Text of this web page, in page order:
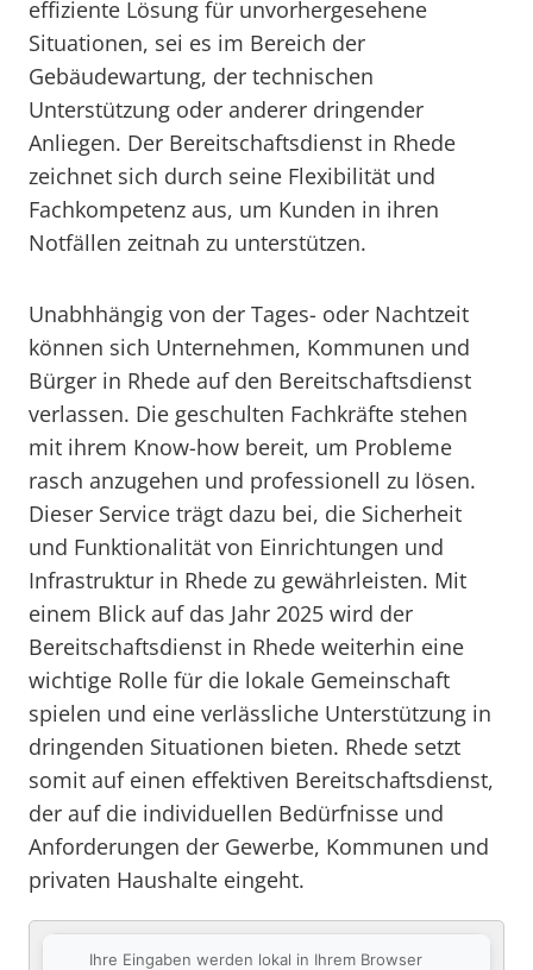
effiziente Lösung für unvorhergesehene
Situationen, sei es im Bereich der
Gebäudewartung, der technischen
Unterstützung oder anderer dringender
Anliegen. Der Bereitschaftsdienst in Rhede
zeichnet sich durch seine Flexibilität und
Fachkompetenz aus, um Kunden in ihren
Notfällen zeitnah zu unterstützen.
Unabhhängig von der Tages- oder Nachtzeit
können sich Unternehmen, Kommunen und
Bürger in Rhede auf den Bereitschaftsdienst
verlassen. Die geschulten Fachkräfte stehen
mit ihrem Know-how bereit, um Probleme
rasch anzugehen und professionell zu lösen.
Dieser Service trägt dazu bei, die Sicherheit
und Funktionalität von Einrichtungen und
Infrastruktur in Rhede zu gewährleisten. Mit
einem Blick auf das Jahr 2025 wird der
Bereitschaftsdienst in Rhede weiterhin eine
wichtige Rolle für die lokale Gemeinschaft
spielen und eine verlässliche Unterstützung in
dringenden Situationen bieten. Rhede setzt
somit auf einen effektiven Bereitschaftsdienst,
der auf die individuellen Bedürfnisse und
Anforderungen der Gewerbe, Kommunen und
privaten Haushalte eingeht.
Ihre Eingaben werden lokal in Ihrem Browser